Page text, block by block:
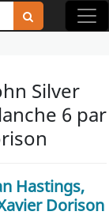
Silver
6 par
Hastings,
Dorison